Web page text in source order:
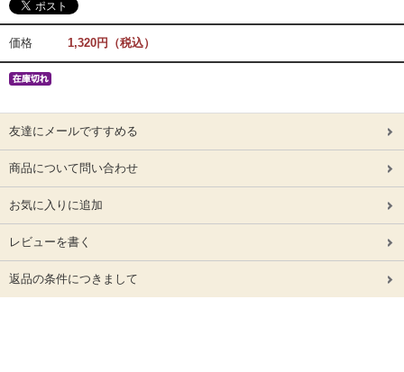
価格 1,320円（税込）
友達にメールですすめる
商品について問い合わせ
お気に入りに追加
レビューを書く
返品の条件につきまして